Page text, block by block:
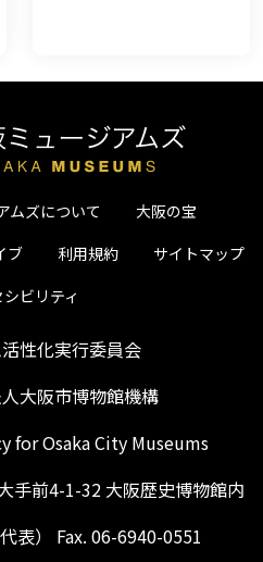
ムズについて
大阪の宝
ブ
利用規約
サイトマップ
ビリティ
性化実行委員会
大阪市博物館機構
for Osaka City Museums
手前4-1-32 大阪歴史博物館内
表） Fax. 06-6940-0551